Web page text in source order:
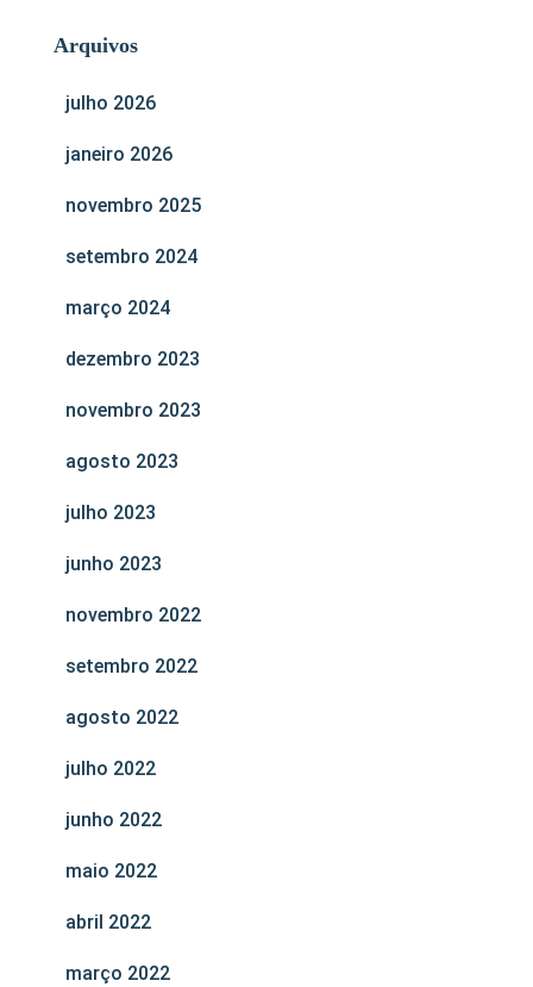
Arquivos
julho 2026
janeiro 2026
novembro 2025
setembro 2024
março 2024
dezembro 2023
novembro 2023
agosto 2023
julho 2023
junho 2023
novembro 2022
setembro 2022
agosto 2022
julho 2022
junho 2022
maio 2022
abril 2022
março 2022